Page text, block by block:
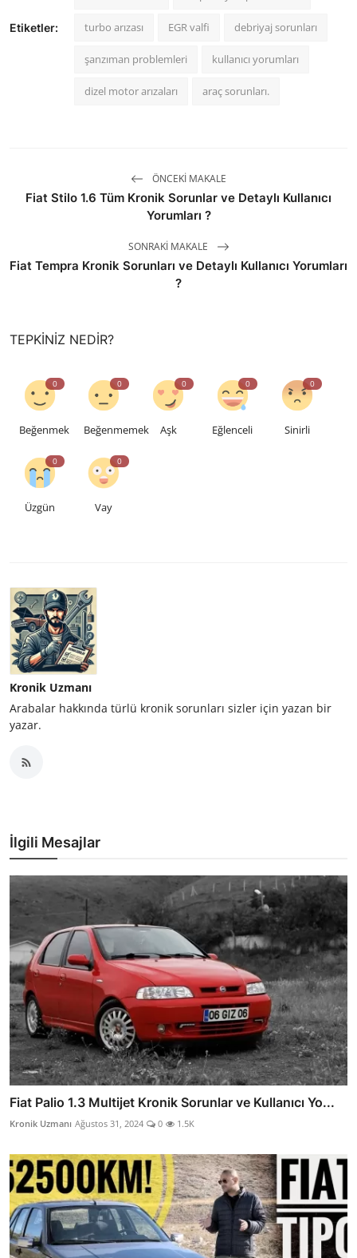
Etiketler: turbo arızası EGR valfi debriyaj sorunları
şanzıman problemleri kullanıcı yorumları
dizel motor arızaları araç sorunları.
ÖNCEKI MAKALE
Fiat Stilo 1.6 Tüm Kronik Sorunlar ve Detaylı Kullanıcı
Yorumları ?
SONRAKI MAKALE
Fiat Tempra Kronik Sorunları ve Detaylı Kullanıcı Yorumları
?
TEPKINIZ NEDIR?
0
Beğenmek
0
Beğenmemek
0
Aşk
0
Eğlenceli
0
Sinirli
0
Üzgün
0
Vay
Kronik Uzmanı
Arabalar hakkında türlü kronik sorunları sizler için yazan bir
yazar.
İlgili Mesajlar
Fiat Palio 1.3 Multijet Kronik Sorunlar ve Kullanıcı Yo...
Kronik Uzmanı Ağustos 31, 2024 0 1.5K